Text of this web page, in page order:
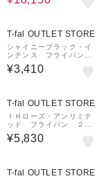
T-fal OUTLET STORE
シャイニーブラック・イ
ンテンス フライパン
２０ｃｍ
¥3,410
T-fal OUTLET STORE
ＩＨローズ・アンリミテ
ッド フライパン ２６
ｃｍ＊
¥5,830
T-fal OUTLET STORE